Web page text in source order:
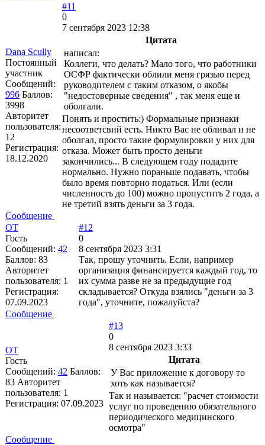
Dana Scully
Постоянный
участник
Сообщений:
996 Баллов:
3998
Авторитет
пользователя:
12
Регистрация:
18.12.2020
#11
0
7 сентября 2023 12:38
Цитата
написал:
Коллеги, что делать? Мало того, что работники
ОСФР фактически облили меня грязью перед
руководителем с таким отказом, о якобы
"недостоверные сведения" , так меня еще и
оболгали.
Понять и простить:) Формальные признаки
несоответсвий есть. Никто Вас не обливал и не
оболгал, просто такие формулировки у них для
отказа. Может быть просто деньги
закончились... В следующем году подадите
нормально. Нужно пораньше подавать, чтобы
было время повторно податься. Или (если
численность до 100) можно пропустить 2 года, а
не третий взять деньги за 3 года.
Сообщение
ОТ
Гость
Сообщений: 42
Баллов: 83
Авторитет
пользователя: 1
Регистрация:
07.09.2023
#12
0
8 сентября 2023 3:31
Так, прошу уточнить. Если, например
организация финансируется каждый год, то
их сумма разве не за предыдущие год
складывается? Откуда взялись "деньги за 3
года", уточните, пожалуйста?
Сообщение
ОТ
Гость
Сообщений: 42 Баллов:
83 Авторитет
пользователя: 1
Регистрация: 07.09.2023
#13
0
8 сентября 2023 3:33
Цитата
У Вас приложение к договору то
хоть как называется?
Так и называется: "расчет стоимости
услуг по проведению обязательного
периодического медицинского
осмотра"
Сообщение